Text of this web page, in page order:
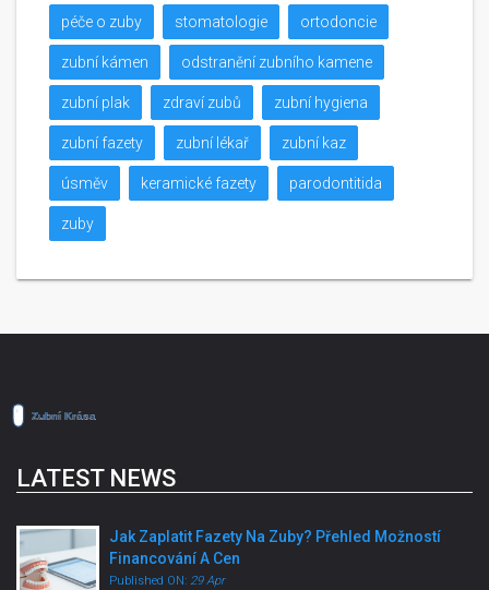
péče o zuby stomatologie ortodoncie
zubní kámen odstranění zubního kamene
zubní plak zdraví zubů zubní hygiena
zubní fazety zubní lékař zubní kaz
úsměv keramické fazety parodontitida
zuby
LATEST NEWS
Jak Zaplatit Fazety Na Zuby? Přehled Možností
Financování A Cen
Published ON: 29 Apr